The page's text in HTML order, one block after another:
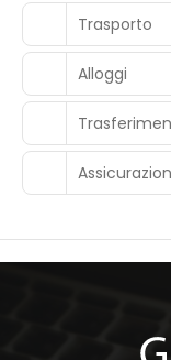
Trasporto
Alloggi